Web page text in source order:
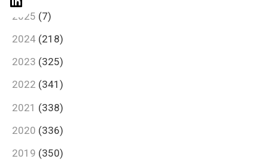
2025 (7)
2024 (218)
2023 (325)
2022 (341)
2021 (338)
2020 (336)
2019 (350)